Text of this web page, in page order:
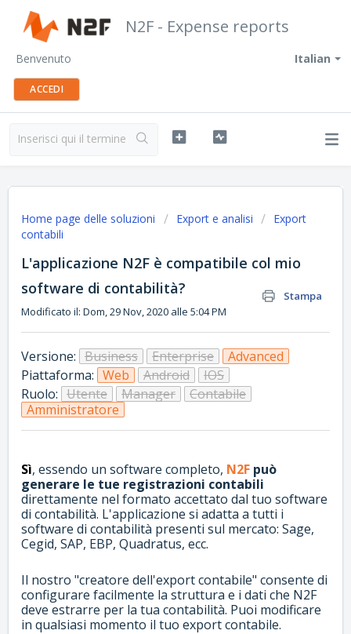
N2F - Expense reports
Italian
Benvenuto
ACCEDI
Home page delle soluzioni Export e analisi
Export
contabili
L'applicazione N2F è compatibile col mio
software di contabilità?
Stampa
Modificato il: Dom, 29 Nov, 2020 alle 5:04 PM
Versione: Business Enterprise
Advanced
Piattaforma: Web Android
IOS
Ruolo: Utente Manager
Contabile
Amministratore
Sì, essendo un software completo, N2F può
generare le tue registrazioni contabili
direttamente nel formato accettato dal tuo software
di contabilità. L'applicazione si adatta a tutti i
software di contabilità presenti sul mercato: Sage,
Cegid, SAP, EBP, Quadratus, ecc.
Il nostro "creatore dell'export contabile" consente di
configurare facilmente la struttura e i dati che N2F
deve estrarre per la tua contabilità. Puoi modificare
in qualsiasi momento il tuo export contabile.